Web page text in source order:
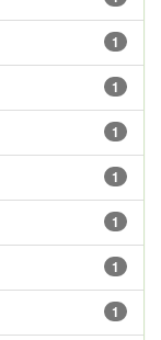
1
1
1
1
1
1
1